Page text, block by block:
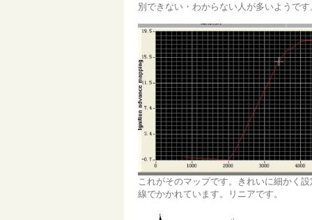
別できない・わからない人が多いようです
これがそのマップです。きれいに細かく
線でかかれています。リニアです。